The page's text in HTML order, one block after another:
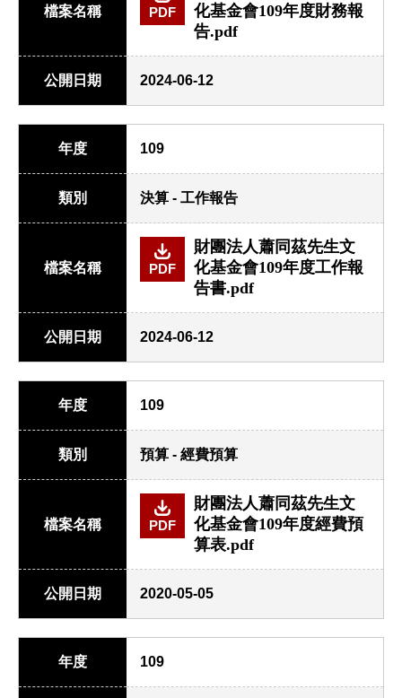
檔案名稱 PDF
化基金會109年度財務報
告.pdf
公開日期 2024-06-12
年度 109
類別 決算 - 工作報告
檔案名稱 PDF
財團法人蕭同茲先生文
化基金會109年度工作報
告書.pdf
公開日期 2024-06-12
年度 109
類別 預算 - 經費預算
檔案名稱 PDF
財團法人蕭同茲先生文
化基金會109年度經費預
算表.pdf
公開日期 2020-05-05
年度 109